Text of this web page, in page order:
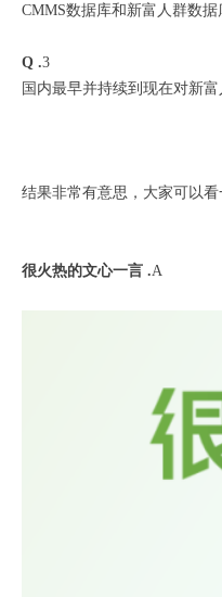
CMMS数据库和新富人群数
Q .3
国内最早并持续到现在对新
结果非常有意思，大家可以看
很火热的文心一言 .A